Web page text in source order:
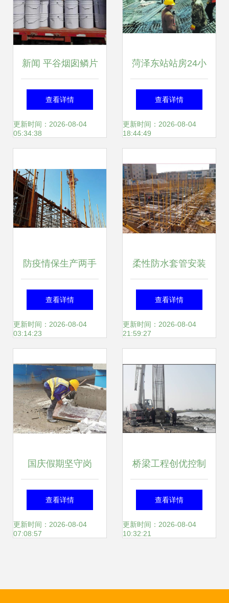
新闻 平谷烟囱鳞片
胶泥防腐施工费多
少钱 廊坊义浩防腐
查看详情
更新时间：2026-08-04
05:34:38
菏泽东站站房24小
时不间断施工 11月
底将实现混凝土主
查看详情
更新时间：2026-08-04
18:44:49
防疫情保生产两手
硬 福州现代物流城
跑出建设招商“加速
查看详情
更新时间：2026-08-04
03:14:23
柔性防水套管安装
工程施工管理规定
查看详情
更新时间：2026-08-04
21:59:27
国庆假期坚守岗
位，天鑫未来社区
建设按下“快进键”
查看详情
更新时间：2026-08-04
07:08:57
桥梁工程创优控制
施工方法解析 一看
就懂的施工指南
查看详情
更新时间：2026-08-04
10:32:21